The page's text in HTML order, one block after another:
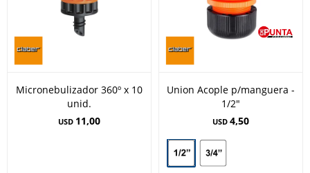
Micronebulizador 360º x 10
unid.
USD 11,00
Union Acople p/manguera -
1/2"
USD 4,50